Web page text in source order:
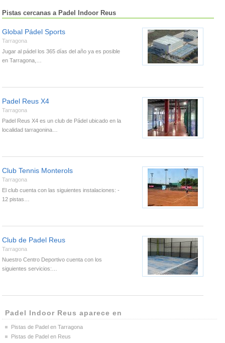
Pistas cercanas a Padel Indoor Reus
Global Pádel Sports
Tarragona
Jugar al pádel los 365 días del año ya es posible
en Tarragona,…
Padel Reus X4
Tarragona
Padel Reus X4 es un club de Pádel ubicado en la
localidad tarragonina…
Club Tennis Monterols
Tarragona
El club cuenta con las siguientes instalaciones: -
12 pistas…
Club de Padel Reus
Tarragona
Nuestro Centro Deportivo cuenta con los
siguientes servicios:…
Padel Indoor Reus aparece en
Pistas de Padel en Tarragona
Pistas de Padel en Reus